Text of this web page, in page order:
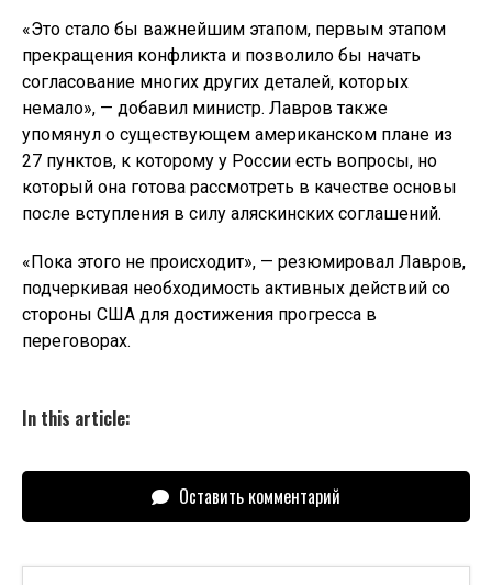
«Это стало бы важнейшим этапом, первым этапом
прекращения конфликта и позволило бы начать
согласование многих других деталей, которых
немало», — добавил министр. Лавров также
упомянул о существующем американском плане из
27 пунктов, к которому у России есть вопросы, но
который она готова рассмотреть в качестве основы
после вступления в силу аляскинских соглашений.
«Пока этого не происходит», — резюмировал Лавров,
подчеркивая необходимость активных действий со
стороны США для достижения прогресса в
переговорах.
In this article:
Оставить комментарий